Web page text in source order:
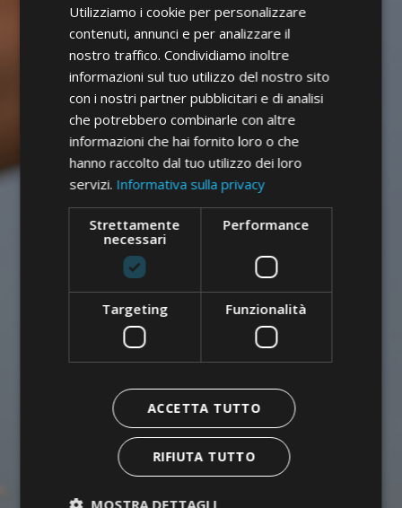
GERMAN
Utilizziamo i cookie per personalizzare
contenuti, annunci e per analizzare il
nostro traffico. Condividiamo inoltre
informazioni sul tuo utilizzo del nostro sito
con i nostri partner pubblicitari e di analisi
che potrebbero combinarle con altre
informazioni che hai fornito loro o che
hanno raccolto dal tuo utilizzo dei loro
servizi. Informativa sulla privacy
Strettamente
necessari
Performance
Targeting Funzionalità
ACCETTA TUTTO
RIFIUTA TUTTO
MOSTRA DETTAGLI